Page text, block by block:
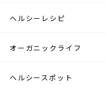
ヘルシーレシピ
オーガニックライフ
ヘルシースポット